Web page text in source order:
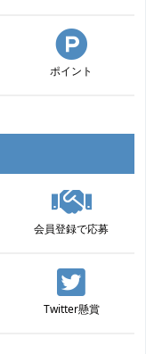
ポイント
会員登録で応募
Twitter懸賞